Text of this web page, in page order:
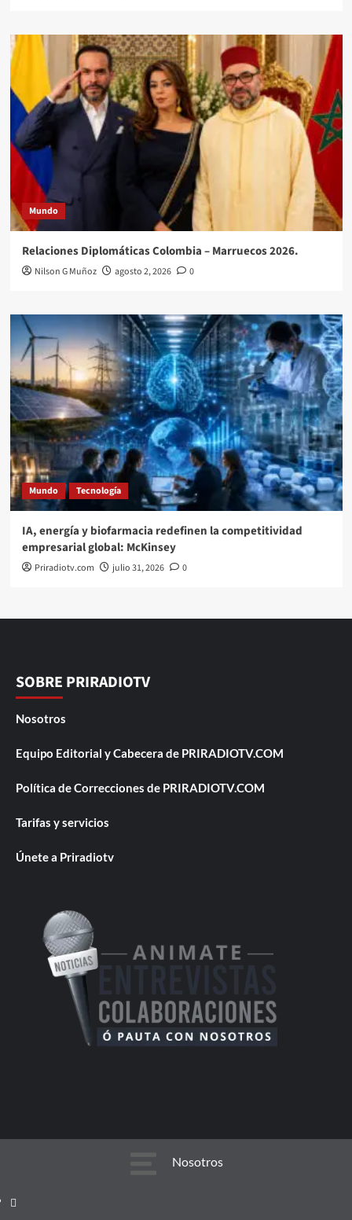
Mundo
Relaciones Diplomáticas Colombia – Marruecos 2026.
Nilson G Muñoz agosto 2, 2026 0
Mundo Tecnología
IA, energía y biofarmacia redefinen la competitividad
empresarial global: McKinsey
Priradiotv.com julio 31, 2026 0
SOBRE PRIRADIOTV
Nosotros
Equipo Editorial y Cabecera de PRIRADIOTV.COM
Política de Correcciones de PRIRADIOTV.COM
Tarifas y servicios
Únete a Priradiotv
Nosotros
Nosotros